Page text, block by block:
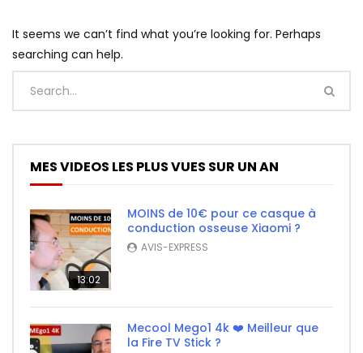
It seems we can’t find what you’re looking for. Perhaps
searching can help.
MES VIDEOS LES PLUS VUES SUR UN AN
13:02
MOINS de 10€ pour ce casque à
conduction osseuse Xiaomi ?
AVIS-EXPRESS
Mecool Mego1 4k ❤️ Meilleur que
la Fire TV Stick ?